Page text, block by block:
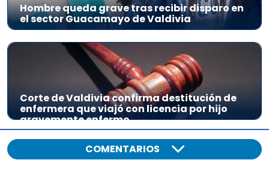
Hombre queda grave tras recibir disparo en
el sector Guacamayo de Valdivia
Corte de Valdivia confirma destitución de
enfermera que viajó con licencia por hijo
gravemente enfermo
COMENTARIOS